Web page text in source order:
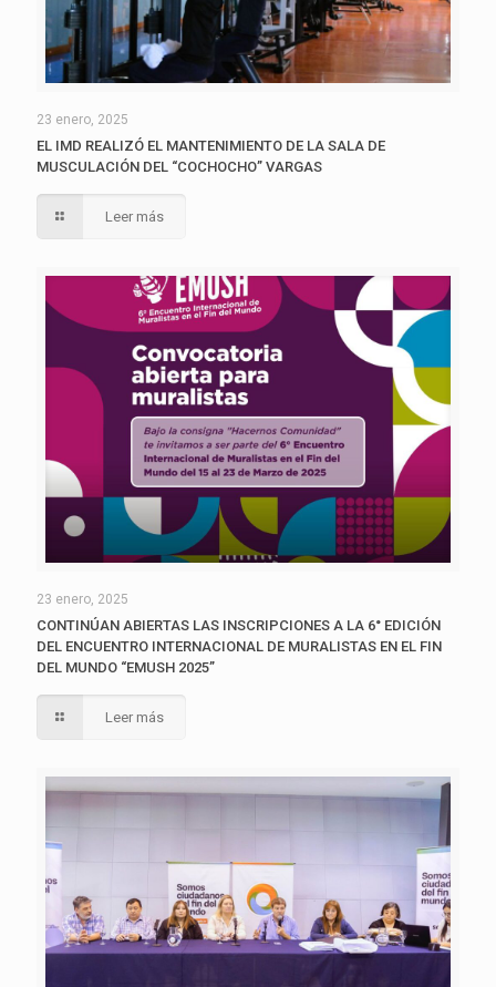
23 enero, 2025
EL IMD REALIZÓ EL MANTENIMIENTO DE LA SALA DE
MUSCULACIÓN DEL “COCHOCHO” VARGAS
Leer más
23 enero, 2025
CONTINÚAN ABIERTAS LAS INSCRIPCIONES A LA 6° EDICIÓN
DEL ENCUENTRO INTERNACIONAL DE MURALISTAS EN EL FIN
DEL MUNDO “EMUSH 2025”
Leer más